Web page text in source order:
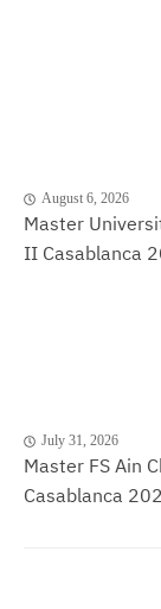
August 6, 2026
Master
II Casablanca
July 31, 2026
Master FS Ain
Casablanca